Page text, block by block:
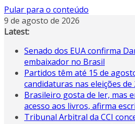
Pular para o conteúdo
9 de agosto de 2026
Latest:
Senado dos EUA confirma
embaixador no Brasil
Partidos têm até 15 de
candidaturas nas eleições de
Brasileiro gosta de ler, mas
acesso aos livros, afirma
Tribunal Arbitral da CCI